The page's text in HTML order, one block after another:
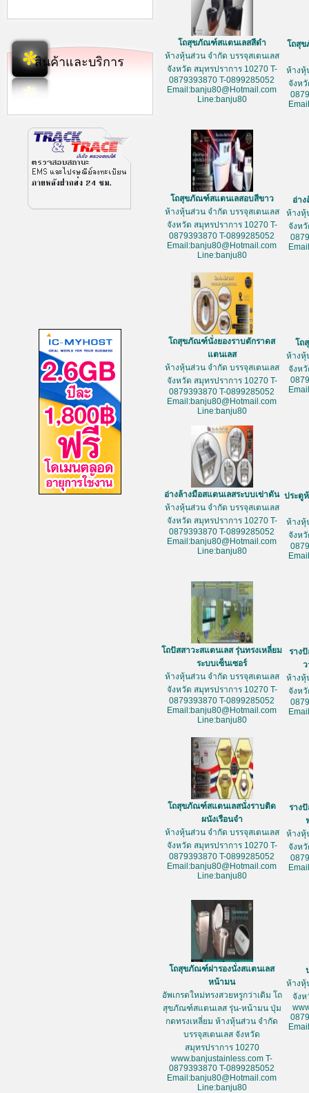
สินค้าและบริการ
โถสุขภัณฑ์สแตนเลสสีดำ
ห้างหุ้นส่วน จำกัด บรรจุสเตนเลส
จังหวัด สมุทรปราการ 10270 T-
0879393870 T-0899285052
Email:banju80@Hotmail.com
Line:banju80
โถสุ
ห้างหุ้
จังห
โถสุขภัณฑ์สแตนเลสอบสีขาว
ห้างหุ้นส่วน จำกัด บรรจุสเตนเลส
จังหวัด สมุทรปราการ 10270 T-
0879393870 T-0899285052
Email:banju80@Hotmail.com
Line:banju80
อ่า
ห้างหุ้
จังห
โถสุขภัณฑ์นั่งยองราบตักราดส
แตนเลส
ห้างหุ้นส่วน จำกัด บรรจุสเตนเลส
จังหวัด สมุทรปราการ 10270 T-
0879393870 T-0899285052
Email:banju80@Hotmail.com
Line:banju80
โถ
ห้างหุ้
จังห
อ่างล้างมือสแตนเลสระบบเข่าดัน
ห้างหุ้นส่วน จำกัด บรรจุสเตนเลส
จังหวัด สมุทรปราการ 10270 T-
0879393870 T-0899285052
Email:banju80@Hotmail.com
Line:banju80
ประตู
ห้างหุ้
จังห
โถปัสสาวะสแตนเลส รุ่นทรงเหลี่ยม
ระบบเซ็นเซอร์
ห้างหุ้นส่วน จำกัด บรรจุสเตนเลส
จังหวัด สมุทรปราการ 10270 T-
0879393870 T-0899285052
Email:banju80@Hotmail.com
Line:banju80
ราง
ห้างหุ้
จังห
โถสุขภัณฑ์สแตนเลสนั่งราบติด
ผนังเรือนจำ
ห้างหุ้นส่วน จำกัด บรรจุสเตนเลส
จังหวัด สมุทรปราการ 10270 T-
0879393870 T-0899285052
Email:banju80@Hotmail.com
Line:banju80
ราง
ห้างหุ้
จังห
โถสุขภัณฑ์ฝารองนั่งสแตนเลส
หน้ามน
อัพเกรดใหม่ทรงสวยหรูกว่าเดิม โถ
สุขภัณฑ์สแตนเลส รุ่น-หน้ามน ปุ่ม
กดทรงเหลี่ยม ห้างหุ้นส่วน จำกัด
บรรจุสเตนเลส จังหวัด
สมุทรปราการ 10270
www.banjustainless.com T-
0879393870 T-0899285052
Email:banju80@Hotmail.com
Line:banju80
ห้างหุ้
จังห